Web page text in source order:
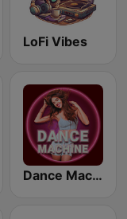
LoFi Vibes
Dance Machine